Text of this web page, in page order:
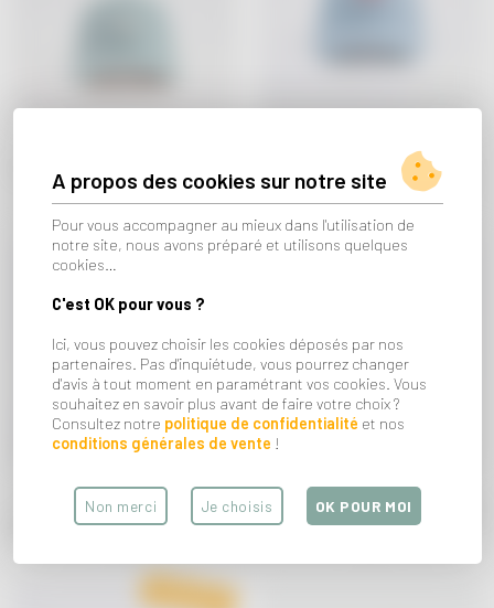
A propos des cookies sur notre site
Pour vous accompagner au mieux dans l'utilisation de
notre site, nous avons préparé et utilisons quelques
cookies…
C'est OK pour vous ?
Ici, vous pouvez choisir les cookies déposés par nos
partenaires. Pas d'inquiétude, vous pourrez changer
d'avis à tout moment en paramétrant vos cookies. Vous
souhaitez en savoir plus avant de faire votre choix ?
Consultez notre politique de confidentialité et nos
conditions générales de vente !
Non merci Je choisis OK POUR MOI
24 mois (44-49 cm)
33€
Casquette denim BADABOOM
BOOM BOOM Adulte (56-61 cm)
39€
Rupture de
stock !
CHAMAYE
Casquette denim BADABOOM
BOOM BOOM 9-24 mois (44-49 cm)
CHAMAYE
Casquette marinière SUPER COOL
bleu 9-24 mois (44-49 cm)
Dernier article
en stock !